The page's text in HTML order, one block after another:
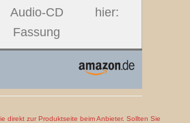
Audio-CD
Fassung
hier:
direkt zur Produktseite beim Anbieter. Sollten Sie